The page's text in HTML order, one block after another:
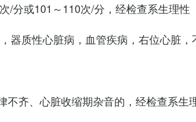
/分或101～110次/分，经检查系生理性
器质性心脏病，血管疾病，右位心脏，
不齐、心脏收缩期杂音的，经检查系生